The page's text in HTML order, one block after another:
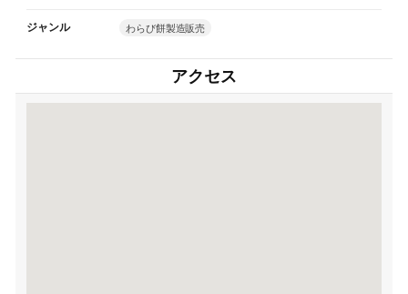
ジャンル わらび餅製造販売
アクセス